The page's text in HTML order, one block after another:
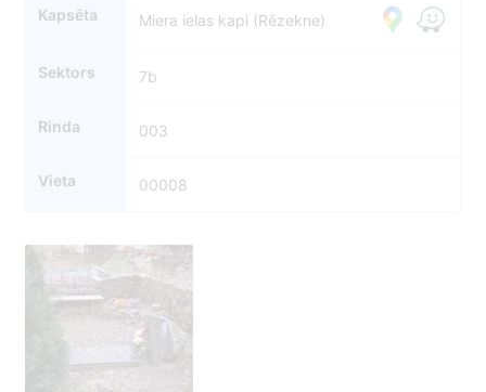
Kapsēta Miera ielas kapi (Rēzekne)
Sektors 7b
Rinda 003
Vieta 00008